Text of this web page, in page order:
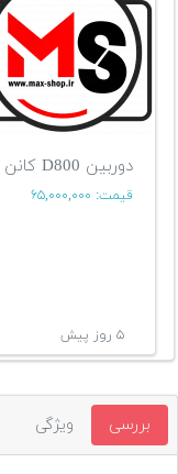
دوربین D800 کانن
قیمت: ۶۵,۰۰۰,۰۰۰
۵ روز پیش
بررسی ویژگی